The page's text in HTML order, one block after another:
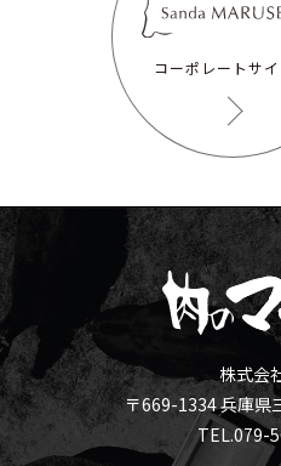
コーポレートサ
株式会
〒669-1334 兵庫県
TEL.079-